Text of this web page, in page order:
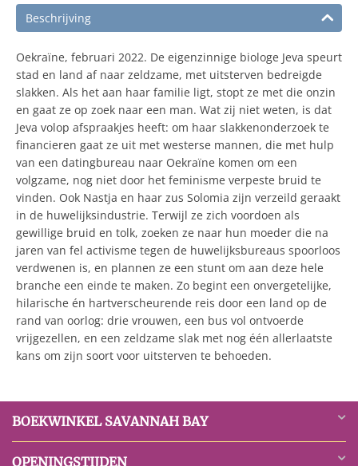
Beschrijving
Oekraïne, februari 2022. De eigenzinnige biologe Jeva speurt
stad en land af naar zeldzame, met uitsterven bedreigde
slakken. Als het aan haar familie ligt, stopt ze met die onzin
en gaat ze op zoek naar een man. Wat zij niet weten, is dat
Jeva volop afspraakjes heeft: om haar slakkenonderzoek te
financieren gaat ze uit met westerse mannen, die met hulp
van een datingbureau naar Oekraïne komen om een
volgzame, nog niet door het feminisme verpeste bruid te
vinden. Ook Nastja en haar zus Solomia zijn verzeild geraakt
in de huwelijksindustrie. Terwijl ze zich voordoen als
gewillige bruid en tolk, zoeken ze naar hun moeder die na
jaren van fel activisme tegen de huwelijksbureaus spoorloos
verdwenen is, en plannen ze een stunt om aan deze hele
branche een einde te maken. Zo begint een onvergetelijke,
hilarische én hartverscheurende reis door een land op de
rand van oorlog: drie vrouwen, een bus vol ontvoerde
vrijgezellen, en een zeldzame slak met nog één allerlaatste
kans om zijn soort voor uitsterven te behoeden.
BOEKWINKEL SAVANNAH BAY
OPENINGSTIJDEN